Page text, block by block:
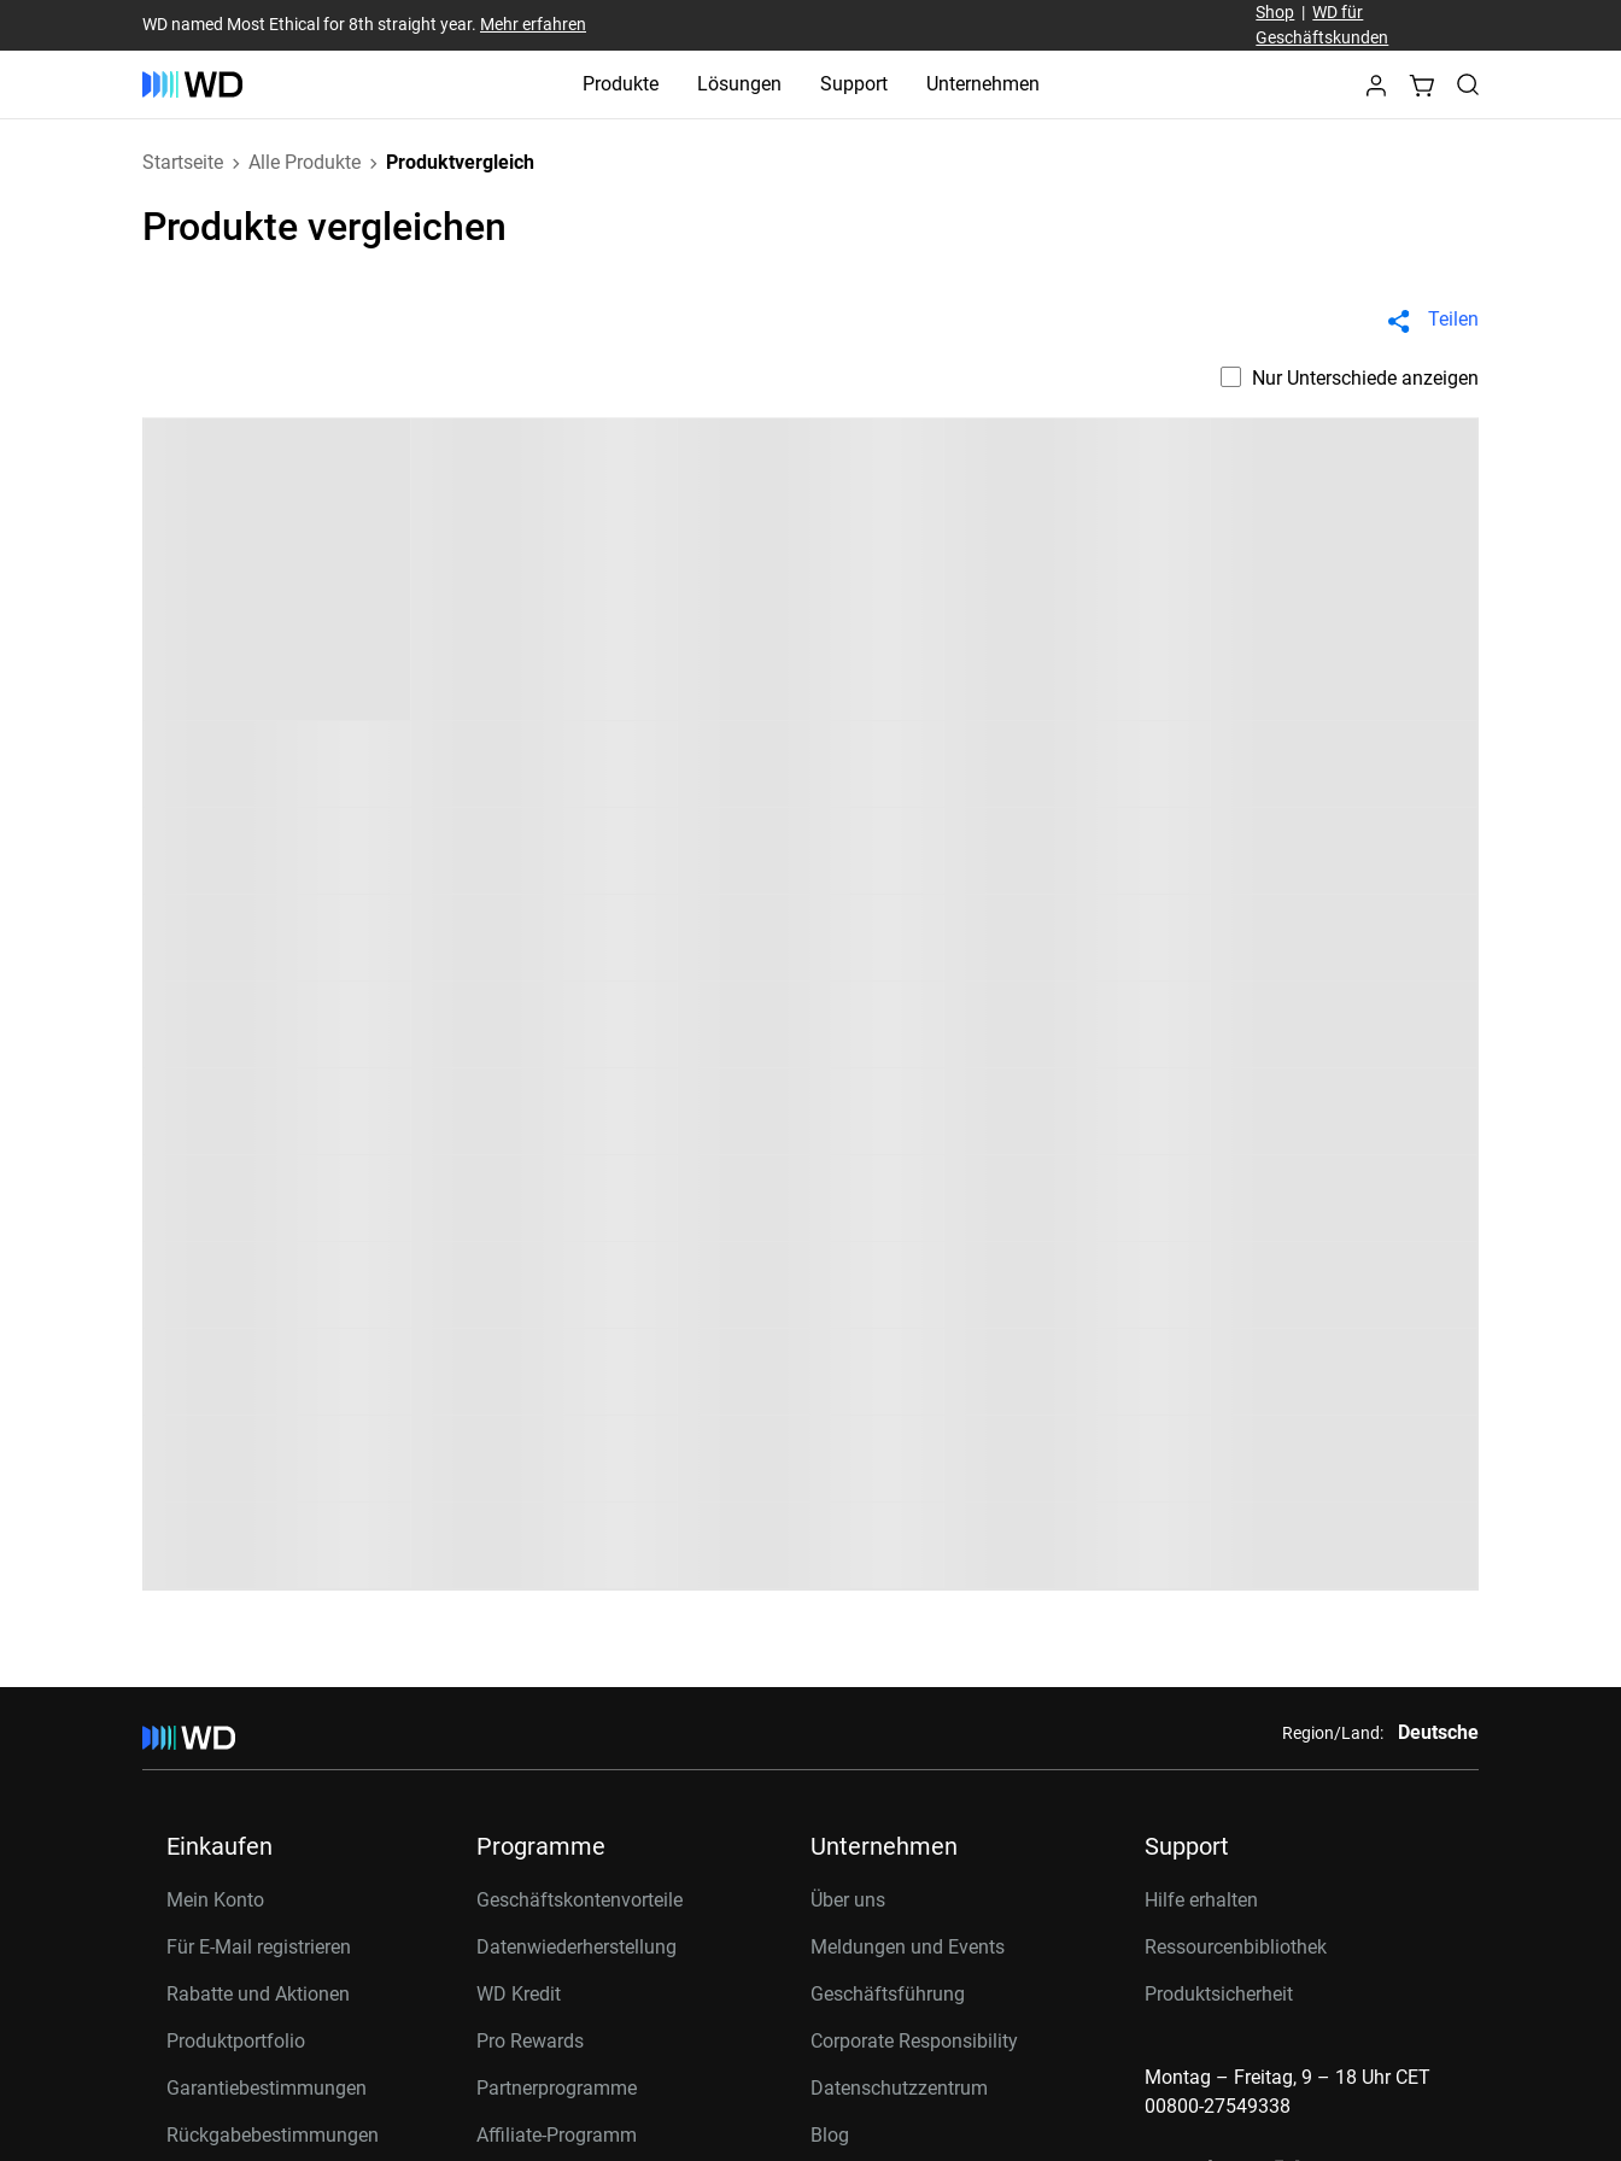
WD named Most Ethical for 8th straight year. Mehr erfahren
Shop |WD für
Geschäftskunden
Produkte Lösungen Support Unternehmen
Startseite Alle Produkte Produktvergleich
Produkte vergleichen
Teilen
Nur Unterschiede anzeigen
Region/Land: Deutsche
Einkaufen
Mein Konto
Für E-Mail registrieren
Rabatte und Aktionen
Produktportfolio
Garantiebestimmungen
Rückgabebestimmungen
Programme
Geschäftskontenvorteile
Datenwiederherstellung
WD Kredit
Pro Rewards
Partnerprogramme
Affiliate-Programm
Unternehmen
Über uns
Meldungen und Events
Geschäftsführung
Corporate Responsibility
Datenschutzzentrum
Blog
Support
Hilfe erhalten
Ressourcenbibliothek
Produktsicherheit
Montag – Freitag, 9 – 18 Uhr CET
00800-27549338